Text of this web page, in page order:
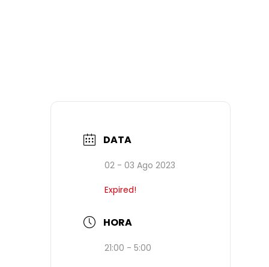
DATA
02 - 03 Ago 2023
Expired!
HORA
21:00 - 5:00